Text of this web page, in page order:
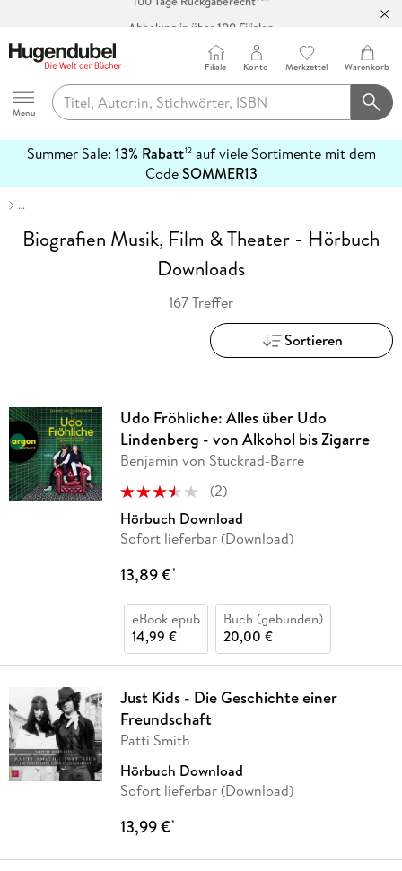
Abholung in über 100 Filialen
Hugendubel
Menu
Filiale Konto Merkzettel Warenkorb
Summer Sale: 13% Rabatt12auf viele Sortimente mit dem
CodeSOMMER13
erfahren
…
Biografien Musik, Film & Theater - Hörbuch
Downloads
167 Treffer
Sortieren
Udo Fröhliche: Alles über Udo
Lindenberg - von Alkohol bis Zigarre
Benjamin von Stuckrad-Barre
(2)
Hörbuch Download
Sofort lieferbar (Download)
13,89 €*
eBook epub
14,99 €
Buch (gebunden)
20,00 €
Just Kids - Die Geschichte einer
Freundschaft
Patti Smith
Hörbuch Download
Sofort lieferbar (Download)
13,99 €*